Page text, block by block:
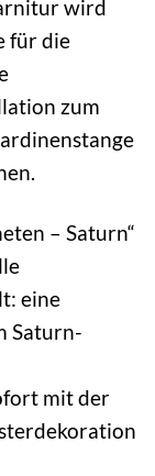
wird
für die
zum
– Saturn“
eine
Saturn-
mit der